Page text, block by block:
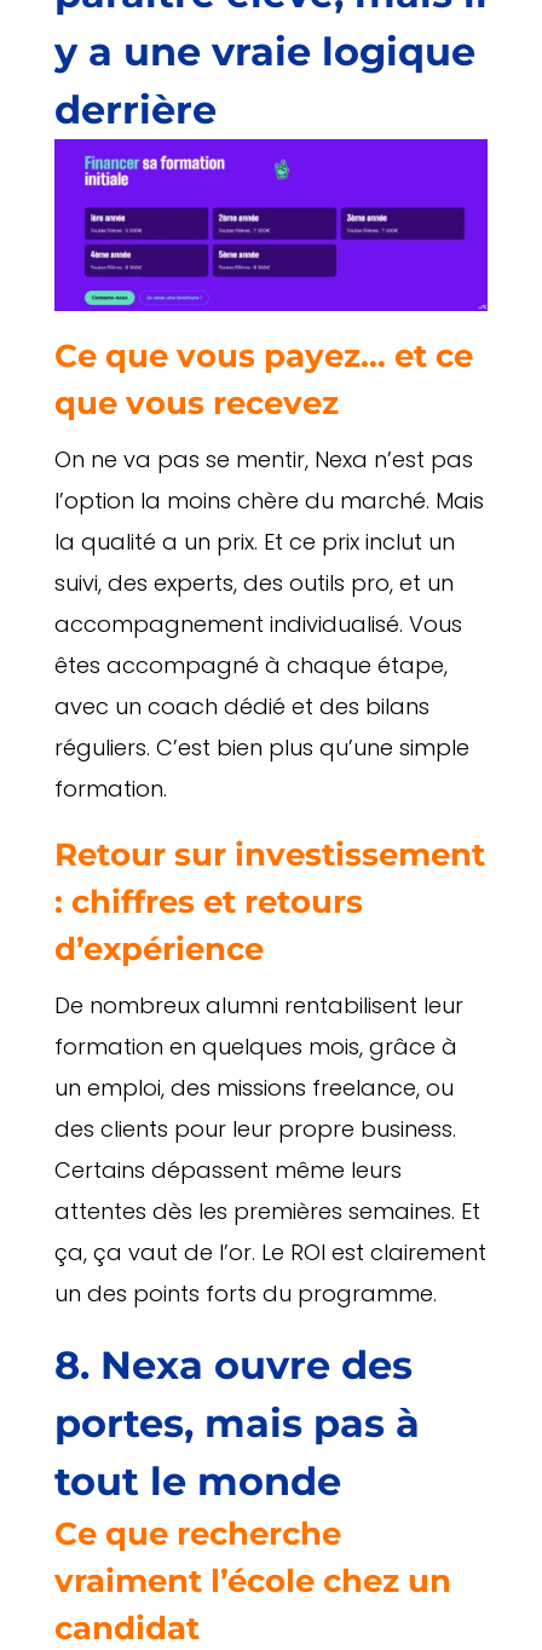
y a une vraie logique
derrière
Ce que vous payez… et ce
que vous recevez
On ne va pas se mentir, Nexa n’est pas
l’option la moins chère du marché. Mais
la qualité a un prix. Et ce prix inclut un
suivi, des experts, des outils pro, et un
accompagnement individualisé. Vous
êtes accompagné à chaque étape,
avec un coach dédié et des bilans
réguliers. C’est bien plus qu’une simple
formation.
Retour sur investissement
: chiffres et retours
d’expérience
De nombreux alumni rentabilisent leur
formation en quelques mois, grâce à
un emploi, des missions freelance, ou
des clients pour leur propre business.
Certains dépassent même leurs
attentes dès les premières semaines. Et
ça, ça vaut de l’or. Le ROI est clairement
un des points forts du programme.
8. Nexa ouvre des
portes, mais pas à
tout le monde
Ce que recherche
vraiment l’école chez un
candidat